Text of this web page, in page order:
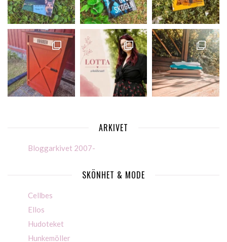
ARKIVET
Bloggarkivet 2007-
SKÖNHET & MODE
Cellbes
Ellos
Hudoteket
Hunkemöller